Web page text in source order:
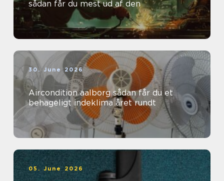
sådan får du mest ud af den
30. June 2026
Aircondition aalborg sådan får du et
behageligt indeklima året rundt
05. June 2026